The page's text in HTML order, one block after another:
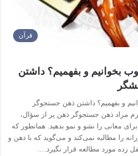
قرآن
بخوانیم و بفهمیم؟ داشتن
و بفهمیم؟ داشتن ذهن جستجوگر
مراد ذهن جستجوگر ذهن پر از سؤال،
معانی را نشو و نمو بدهید. همانطور که
را مطالبه نمی‌کند و می‌گوید که با ذهن و
مورد مطالعه قرار نگیرد.…